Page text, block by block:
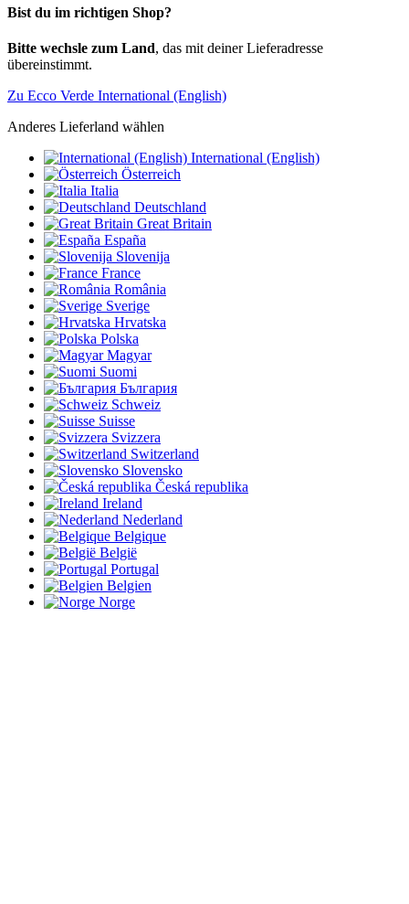
Bist du im richtigen Shop?
Bitte wechsle zum Land, das mit deiner Lieferadresse
übereinstimmt.
Zu Ecco Verde International (English)
Anderes Lieferland wählen
International (English)
Österreich
Italia
Deutschland
Great Britain
España
Slovenija
France
România
Sverige
Hrvatska
Polska
Magyar
Suomi
България
Schweiz
Suisse
Svizzera
Switzerland
Slovensko
Česká republika
Ireland
Nederland
Belgique
België
Portugal
Belgien
Norge